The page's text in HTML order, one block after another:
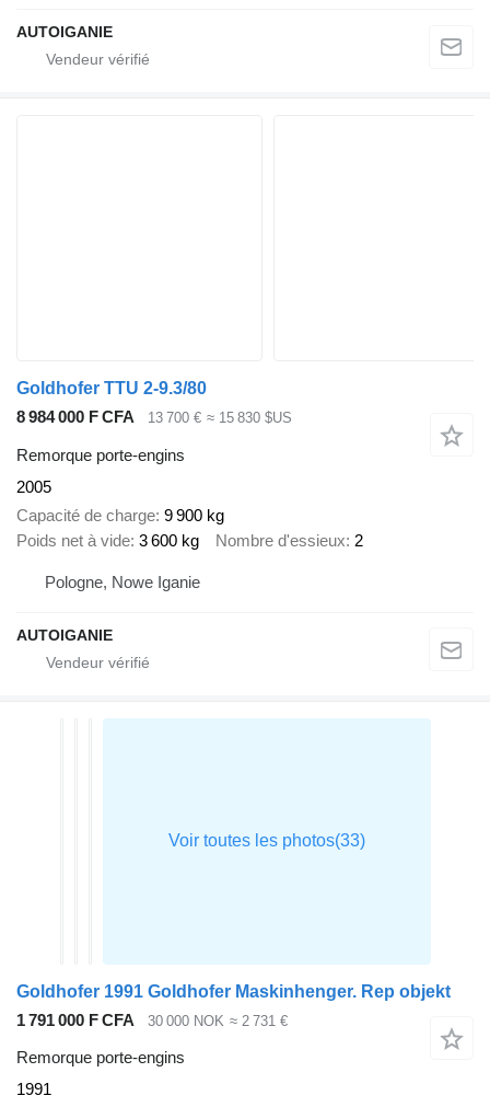
AUTOIGANIE
Goldhofer TTU 2-9.3/80
8 984 000 F CFA
13 700 € ≈ 15 830 $US
Remorque porte-engins
2005
Capacité de charge 9 900 kg
Poids net à vide 3 600 kg Nombre d'essieux 2
Pologne, Nowe Iganie
AUTOIGANIE
Goldhofer 1991 Goldhofer Maskinhenger. Rep objekt
1 791 000 F CFA
30 000 NOK ≈ 2 731 €
Remorque porte-engins
1991